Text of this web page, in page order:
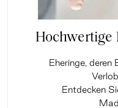
Hochwertige
Eheringe,
Entdecken